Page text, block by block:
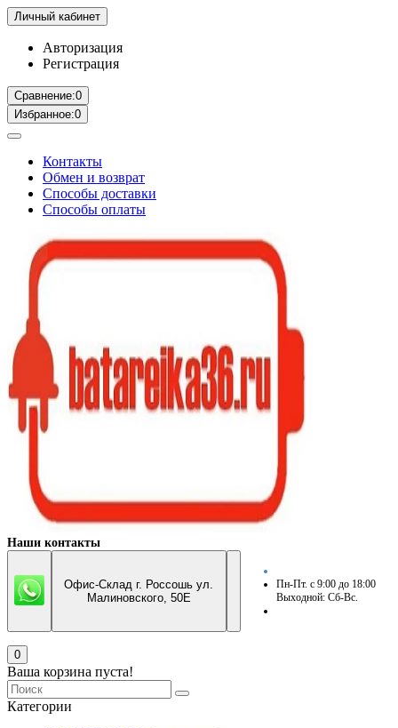
Личный кабинет
Авторизация
Регистрация
Сравнение:0
Избранное:0
Контакты
Обмен и возврат
Способы доставки
Способы оплаты
Наши контакты
Офис-Склад г. Россошь ул.
Малиновского, 50Е
Пн-Пт. с 9:00 до 18:00
Выходной: Сб-Вс.
0
Ваша корзина пуста!
Категории